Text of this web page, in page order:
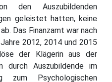
den Auszubildenden
geleistet hatten, keine
Das Finanzamt war nach
2012, 2014 und 2015
der Klägerin aus der
durch Auszubildende im
zum Psychologischen